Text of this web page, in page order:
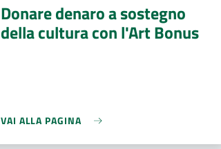
Donare denaro a sostegno
della cultura con l'Art Bonus
VAI ALLA PAGINA